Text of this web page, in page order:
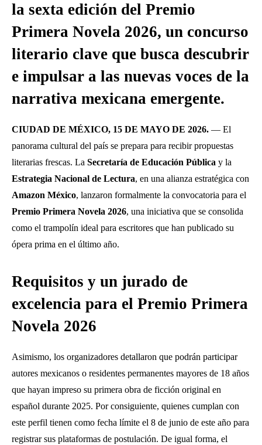
la sexta edición del Premio
Primera Novela 2026, un concurso
literario clave que busca descubrir
e impulsar a las nuevas voces de la
narrativa mexicana emergente.
CIUDAD DE MÉXICO, 15 DE MAYO DE 2026. — El
panorama cultural del país se prepara para recibir propuestas
literarias frescas. La Secretaría de Educación Pública y la
Estrategia Nacional de Lectura, en una alianza estratégica con
Amazon México, lanzaron formalmente la convocatoria para el
Premio Primera Novela 2026, una iniciativa que se consolida
como el trampolín ideal para escritores que han publicado su
ópera prima en el último año.
Requisitos y un jurado de
excelencia para el Premio Primera
Novela 2026
Asimismo, los organizadores detallaron que podrán participar
autores mexicanos o residentes permanentes mayores de 18 años
que hayan impreso su primera obra de ficción original en
español durante 2025. Por consiguiente, quienes cumplan con
este perfil tienen como fecha límite el 8 de junio de este año para
registrar sus plataformas de postulación. De igual forma, el